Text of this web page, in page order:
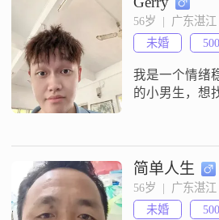
56岁  |  广东湛江
未婚
我是一个情绪
的小男生，想
的，不卡颜，
简单人生
56岁  |  广东湛江
未婚